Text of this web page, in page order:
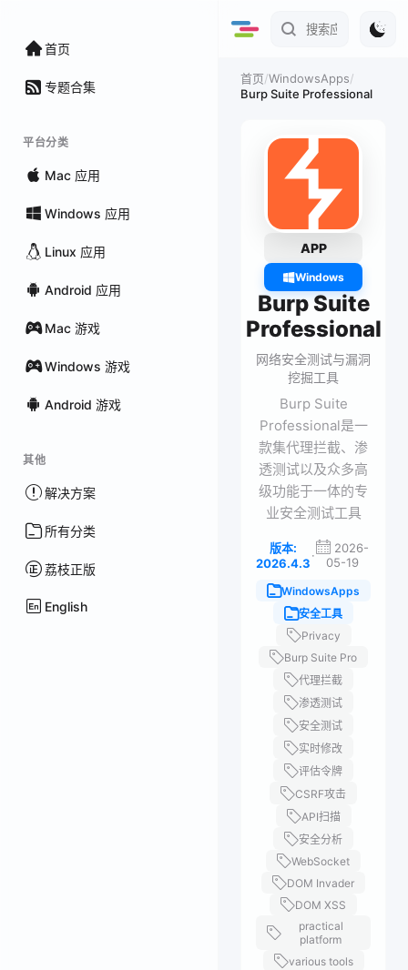
首页
专题合集
平台分类
Mac 应用
Windows 应用
Linux 应用
Android 应用
Mac 游戏
Windows 游戏
Android 游戏
其他
解决方案
所有分类
荔枝正版
English
首页/WindowsApps/
Burp Suite Professional
APP
Windows
Burp Suite
Professional
网络安全测试与漏洞
挖掘工具
Burp Suite
Professional是一
款集代理拦截、渗
透测试以及众多高
级功能于一体的专
业安全测试工具
版本:
2026.4.3
·
2026-
05-19
WindowsApps
安全工具
Privacy
Burp Suite Pro
代理拦截
渗透测试
安全测试
实时修改
评估令牌
CSRF攻击
API扫描
安全分析
WebSocket
DOM Invader
DOM XSS
practical
platform
various tools